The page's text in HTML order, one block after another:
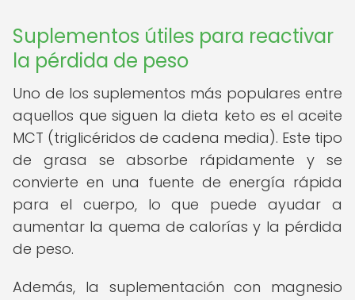
Suplementos útiles para reactivar
la pérdida de peso
Uno de los suplementos más populares entre
aquellos que siguen la dieta keto es el aceite
MCT (triglicéridos de cadena media). Este tipo
de grasa se absorbe rápidamente y se
convierte en una fuente de energía rápida
para el cuerpo, lo que puede ayudar a
aumentar la quema de calorías y la pérdida
de peso.
Además, la suplementación con magnesio